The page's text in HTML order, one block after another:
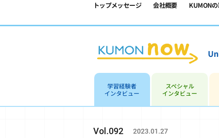
トップメッセージ 会社概要 KUMON
学習経験者
インタビュー
スペシャル
インタビュー
Vol.092 2023.01.27